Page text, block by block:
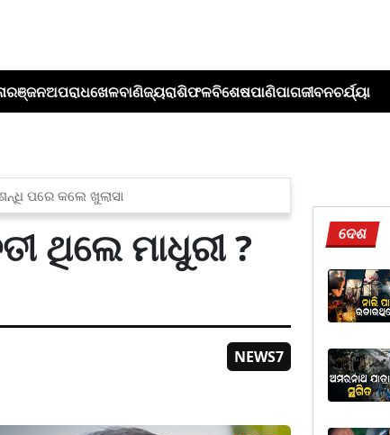
ଅପରାଧଖେଳବାଣିଜ୍ୟରାଶିଫଳବିଶେଷପାଣିପାଗଜୀବନଚର୍ଯ୍ୟା
ପରେ କଲେ ଖୁଲାସା
ଥିଲେ ମାଧୁରୀ ?
NEWS7
ଦେଶ